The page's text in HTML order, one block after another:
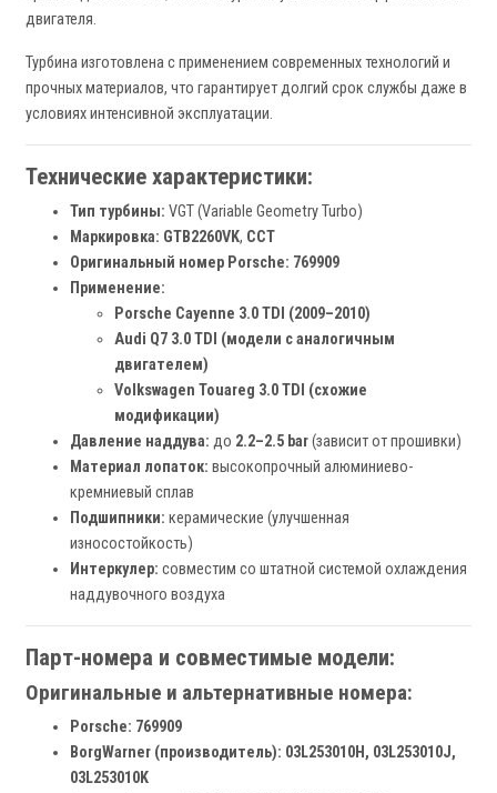
двигателя.
Турбина изготовлена с применением современных технологий и
прочных материалов, что гарантирует долгий срок службы даже в
условиях интенсивной эксплуатации.
Технические характеристики:
Тип турбины: VGT (Variable Geometry Turbo)
Маркировка: GTB2260VK, CCT
Оригинальный номер Porsche: 769909
Применение:
Porsche Cayenne 3.0 TDI (2009–2010)
Audi Q7 3.0 TDI (модели с аналогичным
двигателем)
Volkswagen Touareg 3.0 TDI (схожие
модификации)
Давление наддува: до 2.2–2.5 bar(зависит от прошивки)
Материал лопаток: высокопрочный алюминиево-
кремниевый сплав
Подшипники: керамические (улучшенная
износостойкость)
Интеркулер: совместим со штатной системой охлаждения
наддувочного воздуха
Парт-номера и совместимые модели:
Оригинальные и альтернативные номера:
Porsche: 769909
BorgWarner (производитель): 03L253010H, 03L253010J,
03L253010K